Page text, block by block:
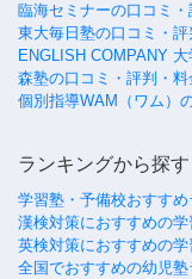
臨海セミナーの口コミ
東大毎日塾の口コミ・
ENGLISH COMPANY
森塾の口コミ・評判・
個別指導WAM（ワム）
ランキングから探す
学習塾・予備校おすす
漢検対策におすすめの
英検対策におすすめの
全国でおすすめの幼児